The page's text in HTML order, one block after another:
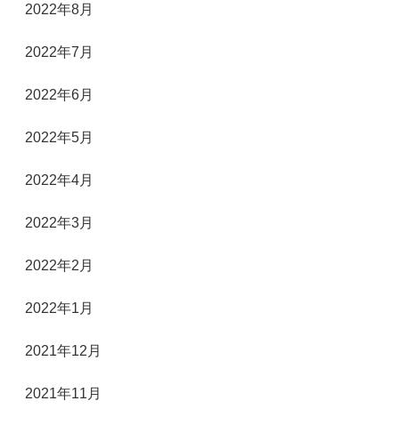
2022年8月
2022年7月
2022年6月
2022年5月
2022年4月
2022年3月
2022年2月
2022年1月
2021年12月
2021年11月